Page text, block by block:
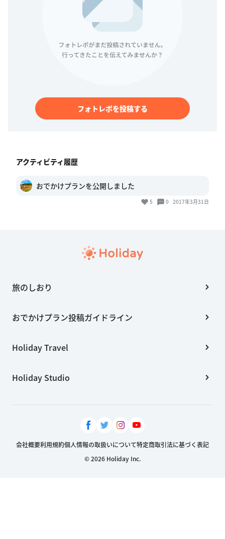
フォトレポを投稿する
アクティビティ履歴
おでかけプランを公開しました
5 0 2017年3月31日
旅のしおり
おでかけプラン投稿ガイドライン
Holiday Travel
Holiday Studio
会社概要利用規約個人情報の取扱いについて特定商取引法に基づく表記
© 2026 Holiday Inc.